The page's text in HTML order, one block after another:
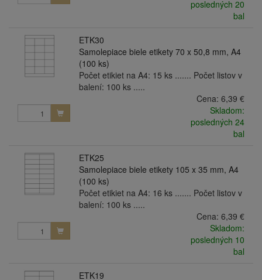
posledných 20
bal
ETK30
Samolepiace biele etikety 70 x 50,8 mm, A4
(100 ks)
Počet etikiet na A4: 15 ks ....... Počet listov v
balení: 100 ks .....
Cena: 6,39 €
Skladom:
posledných 24
bal
ETK25
Samolepiace biele etikety 105 x 35 mm, A4
(100 ks)
Počet etikiet na A4: 16 ks ....... Počet listov v
balení: 100 ks .....
Cena: 6,39 €
Skladom:
posledných 10
bal
ETK19